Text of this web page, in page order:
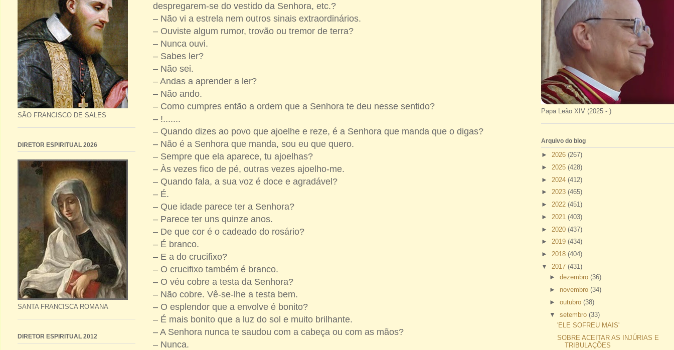
despregarem-se do vestido da Senhora, etc.?
– Não vi a estrela nem outros sinais extraordinários.
– Ouviste algum rumor, trovão ou tremor de terra?
– Nunca ouvi.
– Sabes ler?
– Não sei.
– Andas a aprender a ler?
– Não ando.
– Como cumpres então a ordem que a Senhora te deu nesse sentido?
– !.......
– Quando dizes ao povo que ajoelhe e reze, é a Senhora que manda que o digas?
– Não é a Senhora que manda, sou eu que quero.
– Sempre que ela aparece, tu ajoelhas?
– Às vezes fico de pé, outras vezes ajoelho-me.
– Quando fala, a sua voz é doce e agradável?
– É.
– Que idade parece ter a Senhora?
– Parece ter uns quinze anos.
– De que cor é o cadeado do rosário?
– É branco.
– E a do crucifixo?
– O crucifixo também é branco.
– O véu cobre a testa da Senhora?
– Não cobre. Vê-se-lhe a testa bem.
– O esplendor que a envolve é bonito?
– É mais bonito que a luz do sol e muito brilhante.
– A Senhora nunca te saudou com a cabeça ou com as mãos?
– Nunca.
SÃO FRANCISCO DE SALES
DIRETOR ESPIRITUAL 2026
SANTA FRANCISCA ROMANA
DIRETOR ESPIRITUAL 2012
Papa Leão XIV (2025 - )
Arquivo do blog
► 2026 (267)
► 2025 (428)
► 2024 (412)
► 2023 (465)
► 2022 (451)
► 2021 (403)
► 2020 (437)
► 2019 (434)
► 2018 (404)
▼ 2017 (431)
► dezembro (36)
► novembro (34)
► outubro (38)
▼ setembro (33)
'ELE SOFREU MAIS'
SOBRE ACEITAR AS INJÚRIAS E
TRIBULAÇÕES